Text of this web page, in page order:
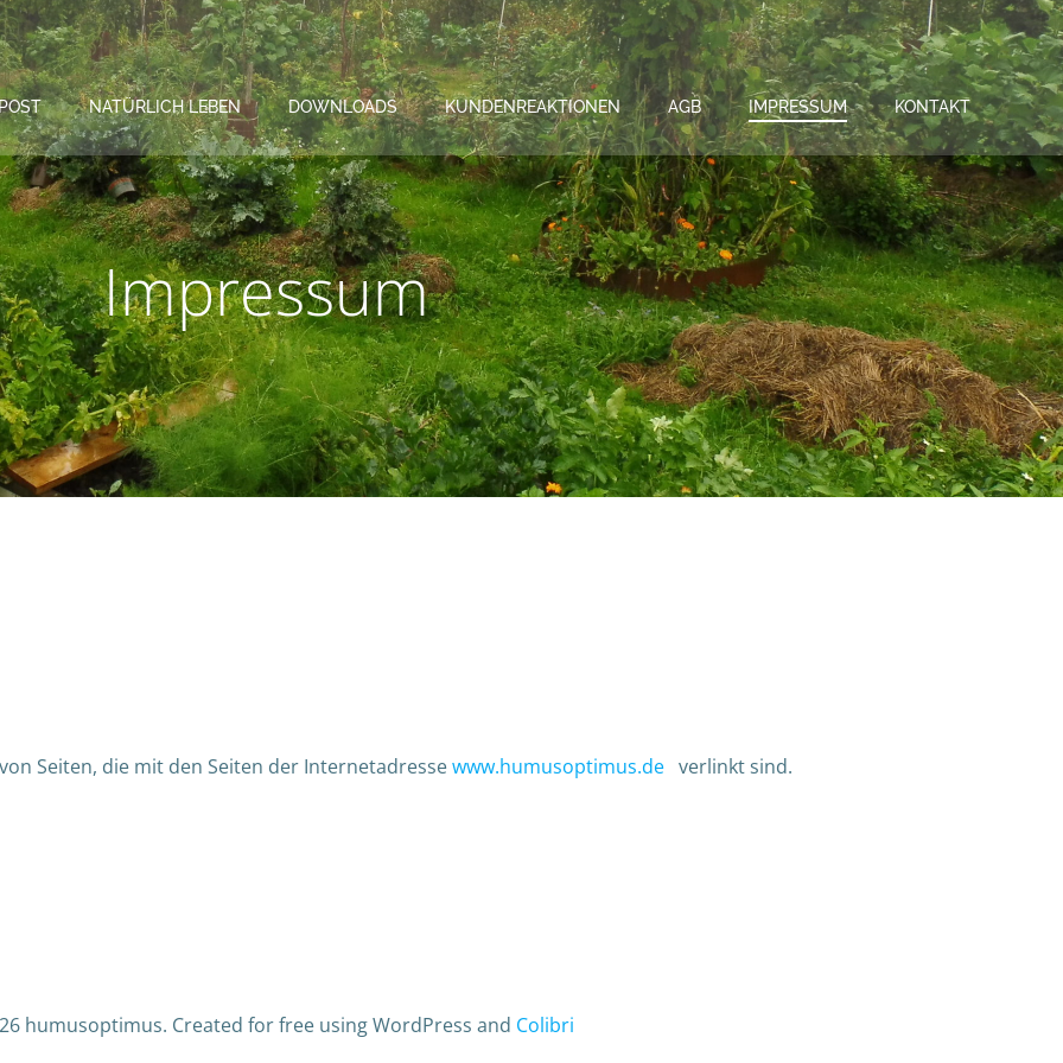
NATÜRLICH LEBEN DOWNLOADS KUNDENREAKTIONEN AGB IMPRESSUM KONTAKT
Impressum
Seiten, die mit den Seiten der Internetadressewww.humusoptimus.de verlinkt sind.
humusoptimus. Created for free using WordPress and Colibri